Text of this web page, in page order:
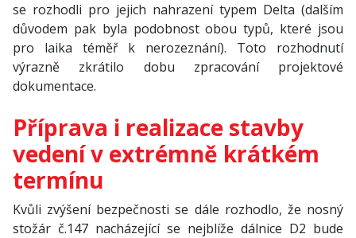
se rozhodli pro jejich nahrazení typem Delta (dalším
důvodem pak byla podobnost obou typů, které jsou
pro laika téměř k nerozeznání). Toto rozhodnutí
výrazně zkrátilo dobu zpracování projektové
dokumentace.
Příprava i realizace stavby
vedení v extrémně krátkém
termínu
Kvůli zvýšení bezpečnosti se dále rozhodlo, že nosný
stožár č.147 nacházející se nejblíže dálnice D2 bude